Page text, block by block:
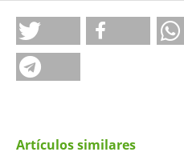
Artículos similares